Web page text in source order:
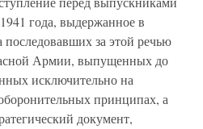
года, выдержанное в
последовавших за этой речью
Армии, выпущенных до
исключительно на
принципах, а
документ,